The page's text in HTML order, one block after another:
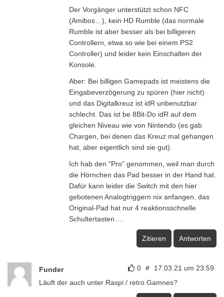
Der Vorgänger unterstützt schon NFC
(Amibos…), kein HD Rumble (das normale
Rumble ist aber besser als bei billigeren
Controllern, etwa so wie bei einem PS2
Controller) und leider kein Einschalten der
Konsole.
Aber: Bei billigen Gamepads ist meistens die
Eingabeverzögerung zu spüren (hier nicht)
und das Digitalkreuz ist idR unbenutzbar
schlecht. Das ist be 8Bit-Do idR auf dem
gleichen Niveau wie von Nintendo (es gab
Chargen, bei denen das Kreuz mal gehangen
hat, aber eigentlich sind sie gut).
Ich hab den "Pro" genommen, weil man durch
die Hörnchen das Pad besser in der Hand hat.
Dafür kann leider die Switch mit den hier
gebotenen Analogtriggern nix anfangen, das
Original-Pad hat nur 4 reaktionsschnelle
Schultertasten….
Zitieren Antworten
0 # 17.03.21 um 23:59
Funder
Läuft der auch unter Raspi / retro Gamnes?